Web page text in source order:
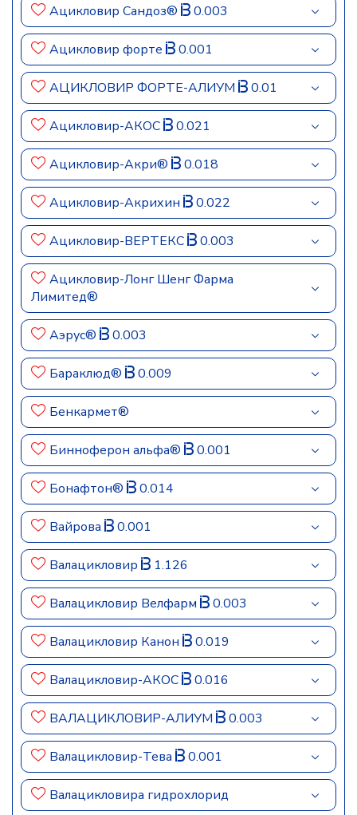
Ацикловир Сандоз® 0.003
Ацикловир форте 0.001
АЦИКЛОВИР ФОРТЕ-АЛИУМ 0.01
Ацикловир-АКОС 0.021
Ацикловир-Акри® 0.018
Ацикловир-Акрихин 0.022
Ацикловир-ВЕРТЕКС 0.003
Ацикловир-Лонг Шенг Фарма
Лимитед®
Аэрус® 0.003
Бараклюд® 0.009
Бенкармет®
Бинноферон альфа® 0.001
Бонафтон® 0.014
Вайрова 0.001
Валацикловир 1.126
Валацикловир Велфарм 0.003
Валацикловир Канон 0.019
Валацикловир-АКОС 0.016
ВАЛАЦИКЛОВИР-АЛИУМ 0.003
Валацикловир-Тева 0.001
Валацикловира гидрохлорид